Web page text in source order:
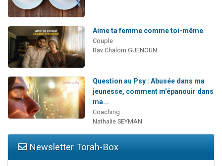
Aime ta femme comme toi-même
Couple
Rav Chalom GUENOUN
Question au Psy : Abusée dans ma
jeunesse, comment m'épanouir dans
ma...
Coaching
Nathalie SEYMAN
Newsletter Torah-Box